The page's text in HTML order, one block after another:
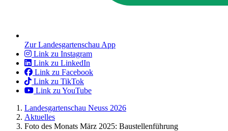
Zur Landesgartenschau App
Link zu Instagram
Link zu LinkedIn
Link zu Facebook
Link zu TikTok
Link zu YouTube
Landesgartenschau Neuss 2026
Aktuelles
Foto des Monats März 2025: Baustellenführung